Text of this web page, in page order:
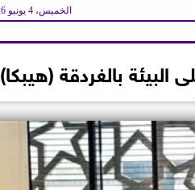
الخميس، 4 يونيو 2026
بالغردقة (هيبكا)